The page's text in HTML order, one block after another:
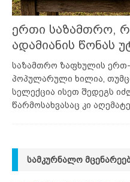
ერთი საზამთრო,
ადამიანის წონას
საზამთრო ზაფხულის
პოპულარული ხილია,
სელექცია ისეთ შედეგს
წარმოსახვასაც კი
ᲡᲐᲛᲙᲣᲠᲜᲐᲚᲝ